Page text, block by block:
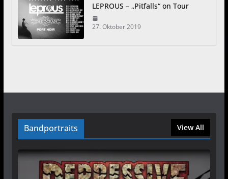
LEPROUS – „Pitfalls“ on Tour
27. Oktober 2019
Bandportraits View All